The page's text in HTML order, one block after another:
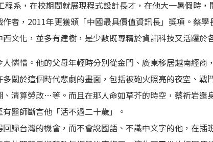
系，在校期間就展現程式設計長才，在他大一暑假時
者，2011年更獲頒「中國最具價值資訊長」獎項。蔡
文化，並多有建樹，是少數既專精於資訊科技又活躍於
憐惜。他的父母年輕時分別從金門、廣東移居越南經商
關於這個時代悲劇的畫面，包括被砲火照亮的夜空、戰
清算勞改…等。而且在那人命如草芥的時空，蔡祈岩還
醫師斷言他「活不過二十歲」。
歸台灣的機會，而不會說國語、不識中文字的他，在插